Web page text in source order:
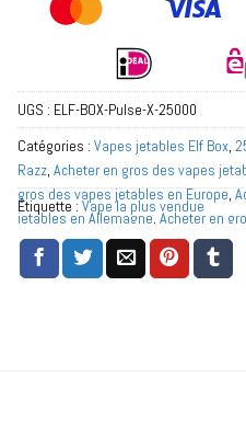
UGS : ELF-BOX-Pulse-X-25000
Catégories : Vapes jetables Elf Box,
Razz, Acheter en gros des vapes
gros des vapes jetables en Europe,
jetables en Allemagne, Acheter en
Bas,Acheter en gros des vapes
gros des vapes jetables au Portugal
Étiquette :Vape la plus vendue